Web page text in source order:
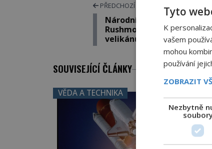
PŘEDCHOZÍ ČLÁNEK
Národní památník Mount
Rushmore: Čí hlava
velikánů?
SOUVISEJÍCÍ ČLÁNKY
VĚDA A TECHNIKA
Tyto
K
vašem
mohou
používání
ZOBRAZIT
Nezbytně